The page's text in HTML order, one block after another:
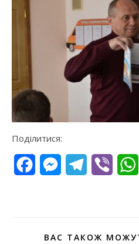
Поділитися:
FacebookMessengerTelegram
Viber
ВАС ТАКОЖ